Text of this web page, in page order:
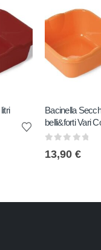
Bacinella
belli&forti Vari
13,90 €